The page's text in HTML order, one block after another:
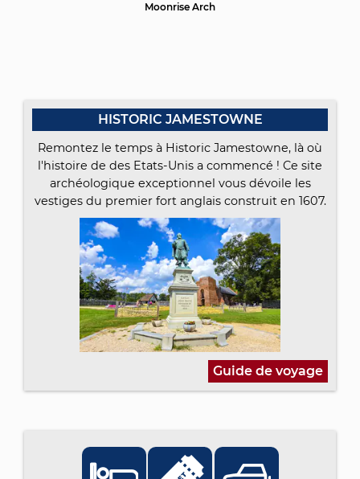
Moonrise Arch
HISTORIC JAMESTOWNE
Remontez le temps à Historic Jamestowne, là où
l'histoire de des Etats-Unis a commencé ! Ce site
archéologique exceptionnel vous dévoile les
vestiges du premier fort anglais construit en 1607.
Guide de voyage